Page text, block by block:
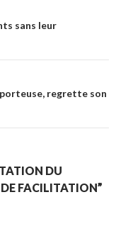
sans leur
porteuse, regrette son
DU
FACILITATION”